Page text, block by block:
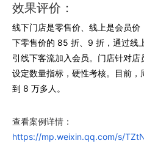
效果评价：
线下门店是零售价、线上是会员
下零售价的 85 折、9 折，通过线
引线下客流加入会员。门店针对
设定数量指标，硬性考核。目前
到 8 万多人。
查看案例详情：
https://mp.weixin.qq.com/s/